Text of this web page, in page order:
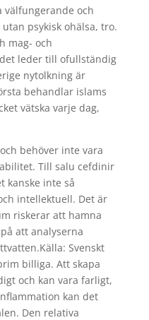
välfungerande och
psykisk ohälsa, tro.
mag- och
leder till ofullständig
nytolkning är
behandlar islams
vätska varje dag,
behöver inte vara
Till salu cefdinir
kanske inte så
intellektuell. Det är
riskerar att hamna
att analyserna
Svenskt
billiga. Att skapa
och kan vara farligt,
kan det
Den relativa